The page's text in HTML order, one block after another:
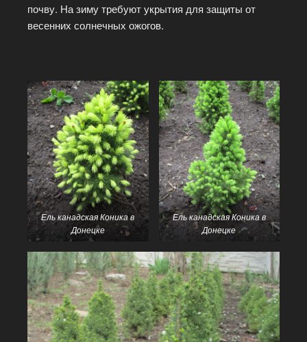
почву. На зиму требуют укрытия для защиты от
весенних солнечных ожогов.
Ель канадская Коника в
Донецке
Ель канадская Коника в
Донецке